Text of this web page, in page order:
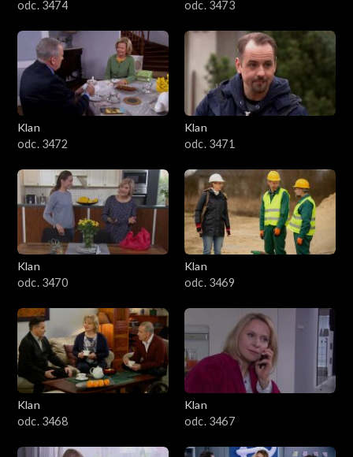
odc. 3474 odc. 3473
Klan
odc. 3472
Klan
odc. 3471
Klan
odc. 3470
Klan
odc. 3469
Klan
odc. 3468
Klan
odc. 3467